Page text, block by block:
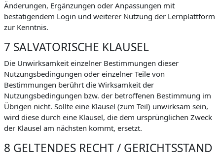
Änderungen, Ergänzungen oder Anpassungen mit
bestätigendem Login und weiterer Nutzung der Lernplattform
zur Kenntnis.
7 SALVATORISCHE KLAUSEL
Die Unwirksamkeit einzelner Bestimmungen dieser
Nutzungsbedingungen oder einzelner Teile von
Bestimmungen berührt die Wirksamkeit der
Nutzungsbedingungen bzw. der betroffenen Bestimmung im
Übrigen nicht. Sollte eine Klausel (zum Teil) unwirksam sein,
wird diese durch eine Klausel, die dem ursprünglichen Zweck
der Klausel am nächsten kommt, ersetzt.
8 GELTENDES RECHT / GERICHTSSTAND